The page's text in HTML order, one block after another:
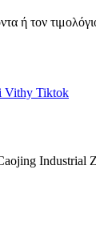
ή τον
Industrial